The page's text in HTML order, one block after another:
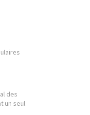
des
un seul